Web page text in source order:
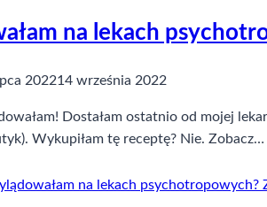
na lekach
202214 września 2022
Dostałam ostatnio od mojej
Wykupiłam tę receptę? Nie. Zobacz…
na lekach psychotropowych?